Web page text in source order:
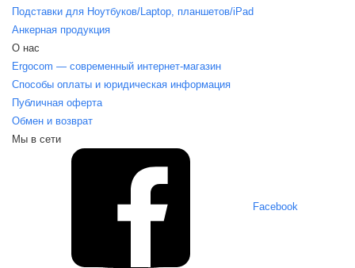
Подставки для Ноутбуков/Laptop, планшетов/iPаd
Анкерная продукция
О нас
Ergocom — современный интернет-магазин
Способы оплаты и юридическая информация
Публичная оферта
Обмен и возврат
Мы в сети
Facebook